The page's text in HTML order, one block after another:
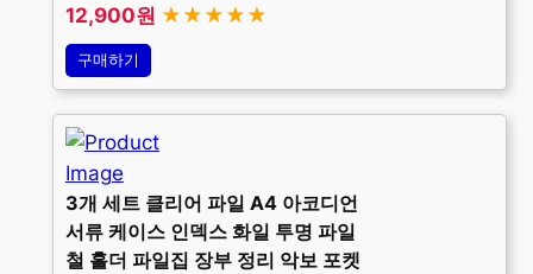
12,900원 ★★★★★
구매하기
3개 세트 클리어 파일 A4 아코디언
서류 케이스 인덱스 화일 투명 파일
철 홀더 파일집 장부 정리 악보 포켓